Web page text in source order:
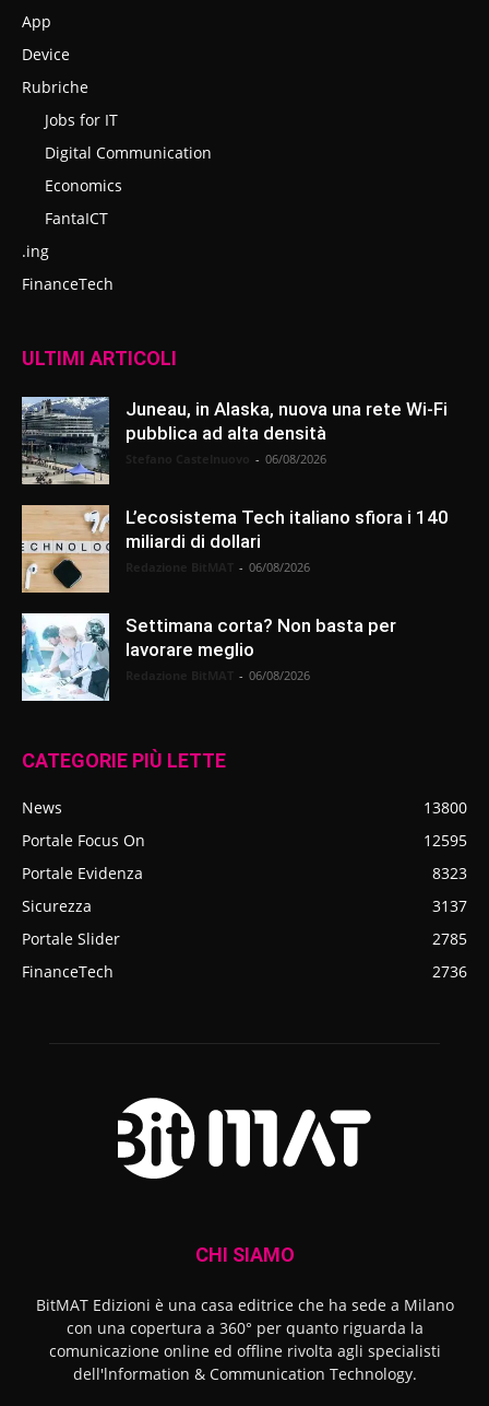
App
Device
Rubriche
Jobs for IT
Digital Communication
Economics
FantaICT
.ing
FinanceTech
ULTIMI ARTICOLI
Juneau, in Alaska, nuova una rete Wi-Fi
pubblica ad alta densità
- 06/08/2026
L’ecosistema Tech italiano sfiora i 140
miliardi di dollari
- 06/08/2026
Settimana corta? Non basta per
lavorare meglio
- 06/08/2026
CATEGORIE PIÙ LETTE
News
13800
Portale Focus On
12595
Portale Evidenza
8323
Sicurezza
3137
Portale Slider
2785
FinanceTech
2736
CHI SIAMO
BitMAT Edizioni è una casa editrice che ha sede a Milano
con una copertura a 360° per quanto riguarda la
comunicazione online ed offline rivolta agli specialisti
dell'lnformation & Communication Technology.